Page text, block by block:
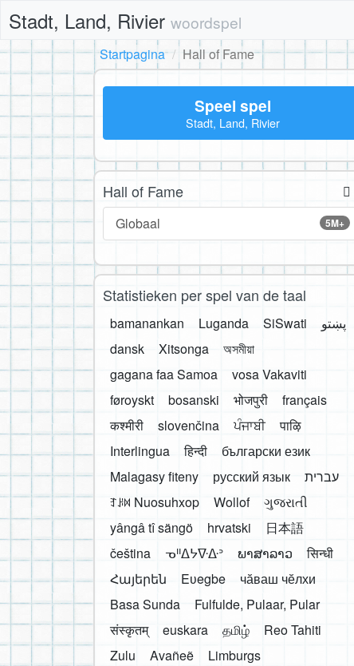
Stadt, Land, Rivier woordspel
Startpagina
Hall of Fame
Speel spel
Stadt, Land, Rivier
Hall of Fame
5M+
Globaal
Statistieken per spel van de taal
bamanankan Luganda SiSwati
پښتو
dansk
Xitsonga
অসমীয়া
gagana faa Samoa
vosa Vakaviti
føroyskt
bosanski भोजपुरी
français
कश्मीरी
slovenčina ਪੰਜਾਬੀ
पाऴि
Interlingua
हिन्दी
български език
Malagasy fiteny
русский язык
עברית
ꆈꌠ꒿ Nuosuhxop
Wollof
ગુજરાતી
yângâ tî sängö
hrvatski
日本語
čeština
ᓀᐦᐃᔭᐍᐏᐣ ພາສາລາວ
सिन्धी
Հայերեն
Eʋegbe
чӑваш чӗлхи
Basa Sunda
Fulfulde, Pulaar, Pular
संस्कृतम्
euskara தமிழ்
Reo Tahiti
Zulu
Avañeẽ
Limburgs